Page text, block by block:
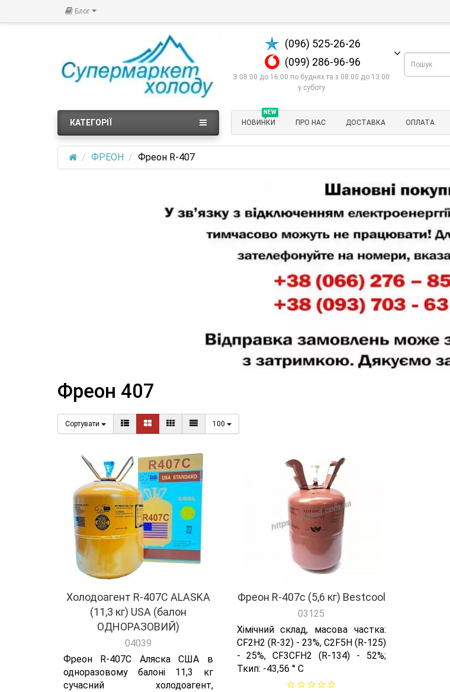
Блог
(096) 525-26-26
(099) 286-96-96
З 08:00 до 16:00 по буднях та з 08:00 до 13:00
у суботу
NEW
НОВИНКИ ПРО НАС ДОСТАВКА ОПЛАТА
КАТЕГОРІЇ
ФРЕОН Фреон R-407
Фреон 407
Сортувати 100
Холодоагент R-407С ALASKA
(11,3 кг) USA (балон
ОДНОРАЗОВИЙ)
04039
Фреон R-407C Аляска США в
одноразовому балоні 11,3 кг
сучасний холодоагент,
Фреон R-407с (5,6 кг) Bestcool
03125
Хімічний склад, масова частка:
CF2H2 (R-32) - 23%, С2F5H (R-125)
- 25%, CF3CFH2 (R-134) - 52%;
Ткип: -43,56 ° C